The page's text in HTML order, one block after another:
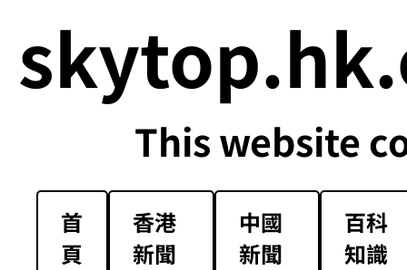
This website
首
頁
香港
新聞
中國
新聞
百科
知識